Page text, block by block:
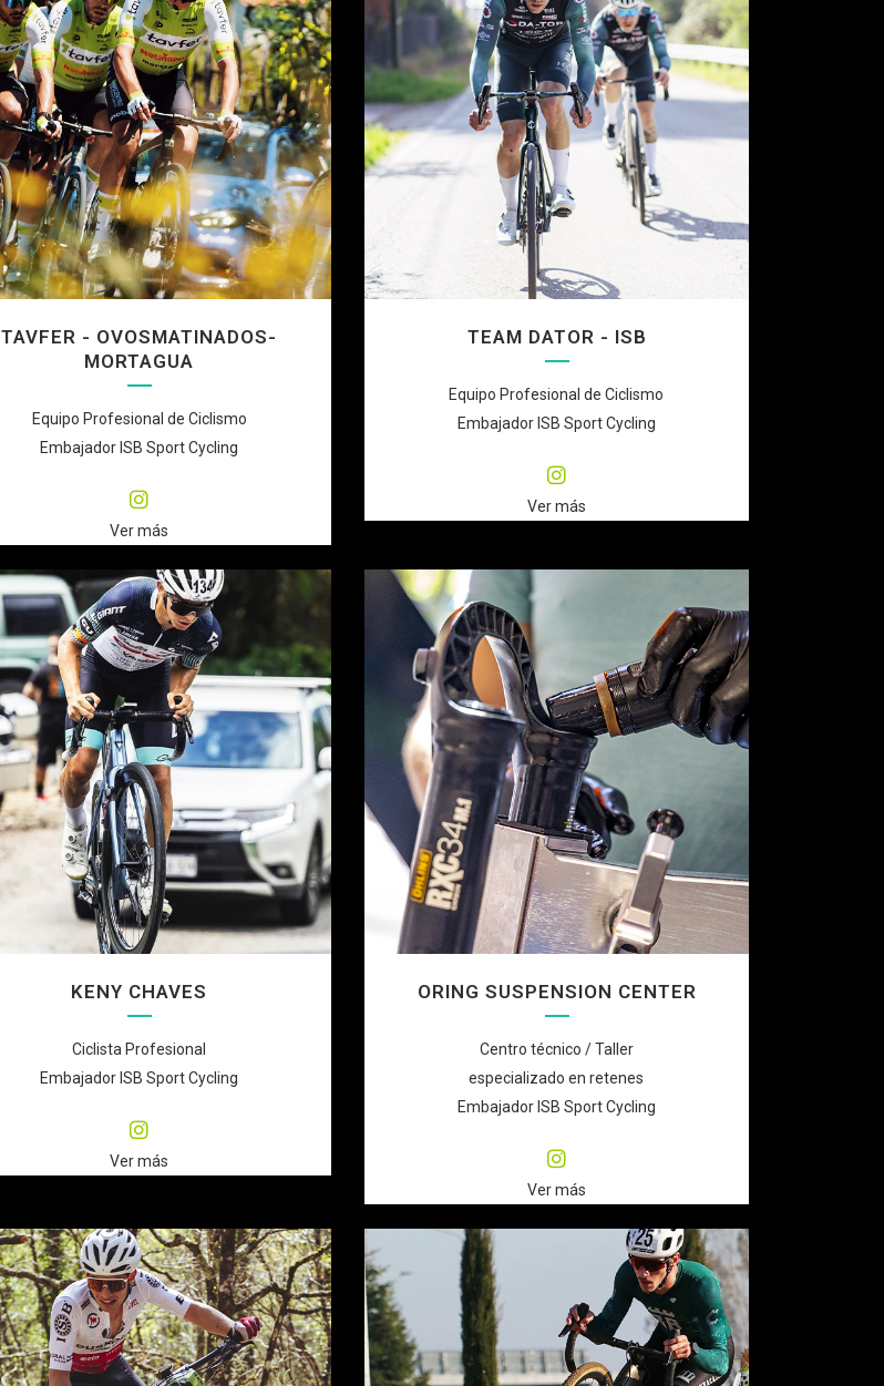
TAVFER - OVOSMATINADOS-
MORTAGUA
Equipo Profesional de Ciclismo
Embajador ISB Sport Cycling
Ver más
TEAM DATOR - ISB
Equipo Profesional de Ciclismo
Embajador ISB Sport Cycling
Ver más
KENY CHAVES
Ciclista Profesional
Embajador ISB Sport Cycling
Ver más
ORING SUSPENSION CENTER
Centro técnico / Taller
especializado en retenes
Embajador ISB Sport Cycling
Ver más